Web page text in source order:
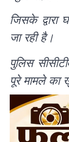
जिसके
जा रही है।
पुलिस
पूरे मामले का